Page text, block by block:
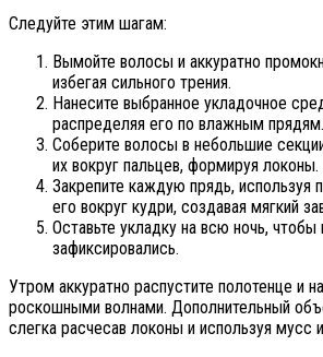
Следуйте этим шагам:
Вымойте волосы и аккуратно
избегая сильного трения.
Нанесите выбранное укладочное
распределяя его по влажным прядям.
Соберите волосы в небольшие
их вокруг пальцев, формируя локоны.
Закрепите каждую прядь, используя
его вокруг кудри, создавая мягкий
Оставьте укладку на всю ночь,
зафиксировались.
Утром аккуратно распустите полотенце и
роскошными волнами. Дополнительный
слегка расчесав локоны и используя мусс